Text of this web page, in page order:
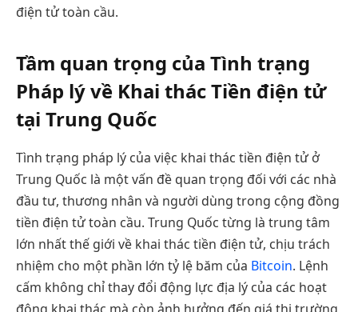
điện tử toàn cầu.
Tầm quan trọng của Tình trạng
Pháp lý về Khai thác Tiền điện tử
tại Trung Quốc
Tình trạng pháp lý của việc khai thác tiền điện tử ở
Trung Quốc là một vấn đề quan trọng đối với các nhà
đầu tư, thương nhân và người dùng trong cộng đồng
tiền điện tử toàn cầu. Trung Quốc từng là trung tâm
lớn nhất thế giới về khai thác tiền điện tử, chịu trách
nhiệm cho một phần lớn tỷ lệ băm của Bitcoin. Lệnh
cấm không chỉ thay đổi động lực địa lý của các hoạt